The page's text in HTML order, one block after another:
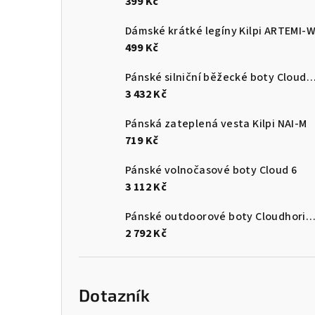
Dámské krátké legíny Kilpi ARTEMI-W
499 Kč
Pánské silniční běžecké boty Cloudsurfer Max
3 432 Kč
Pánská zateplená vesta Kilpi NAI-M
719 Kč
Pánské volnočasové boty Cloud 6
3 112 Kč
Pánské outdoorové boty Cloudhorizon
2 792 Kč
Dotazník